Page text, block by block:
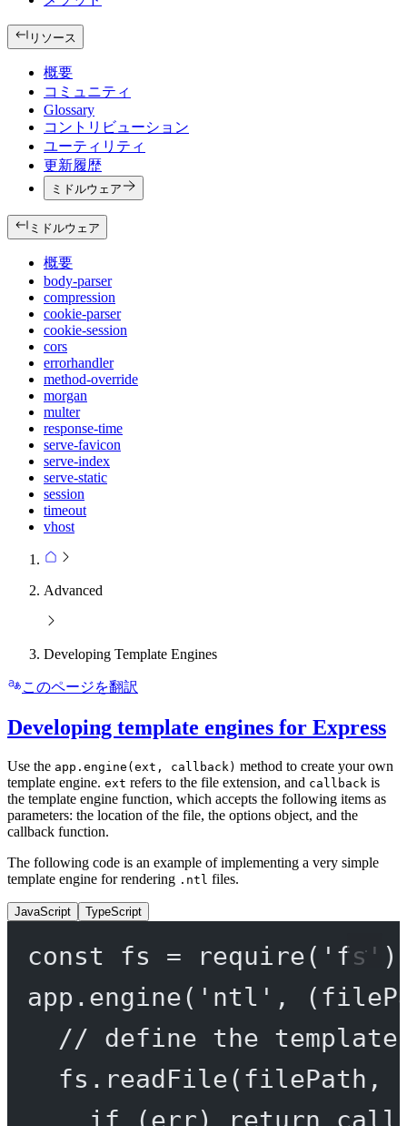
リソース
概要
コミュニティ
Glossary
コントリビューション
ユーティリティ
更新履歴
ミドルウェア
ミドルウェア
概要
body-parser
compression
cookie-parser
cookie-session
cors
errorhandler
method-override
morgan
multer
response-time
serve-favicon
serve-index
serve-static
session
timeout
vhost
Advanced
Developing Template Engines
このページを翻訳
Developing template engines for Express
Use the app.engine(ext, callback) method to create your own
template engine. ext refers to the file extension, and callback is
the template engine function, which accepts the following items as
parameters: the location of the file, the options object, and the
callback function.
The following code is an example of implementing a very simple
template engine for rendering .ntl files.
JavaScript TypeScript
const fs = require( 'fs'
app. engine( 'ntl' , (
// define the template
fs. readFile(filePath,
if (err) return